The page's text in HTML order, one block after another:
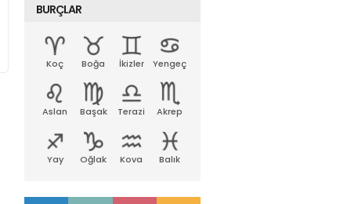
BURÇLAR
Koç Boğa İkizler Yengeç
Aslan Başak Terazi Akrep
Yay Oğlak Kova Balık